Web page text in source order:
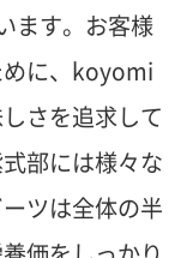
ます。お客様
めに、koyomi
さを追求して
部には様々な
ツは全体の半